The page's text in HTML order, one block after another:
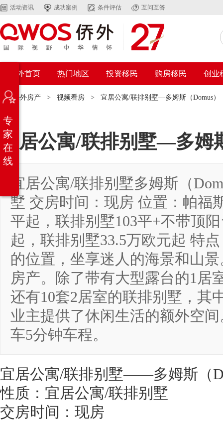
活动资讯 成功案例 条件评估 互问互答
侨外首页 热门地区 投资移民 购房移民 创业
：海外房产 > 视频看房 > 宜居公寓/联排别墅—多姆斯（Domus）
宜居公寓/联排别墅—多姆
宜居公寓/联排别墅多姆斯（
墅 交房时间：现房 位置：帕福
平起，联排别墅103平+不带顶
起，联排别墅33.5万欧元起 特
的位置，坐享迷人的海景和山
房产。除了带有大型露台的1居
还有10套2居室的联排别墅，其
业主提供了休闲生活的额外空
车5分钟车程。
宜居公寓/联排别墅——多姆斯（
性质：宜居公寓/联排别墅
交房时间：现房
专
家
在
线